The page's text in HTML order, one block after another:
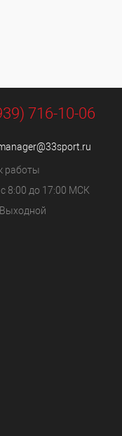
716-10-06
работы
8:00 до 17:00 МСК